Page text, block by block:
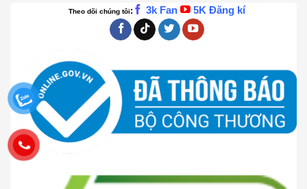
Theo dõi chúng tôi: 3k Fan 5K Đăng kí